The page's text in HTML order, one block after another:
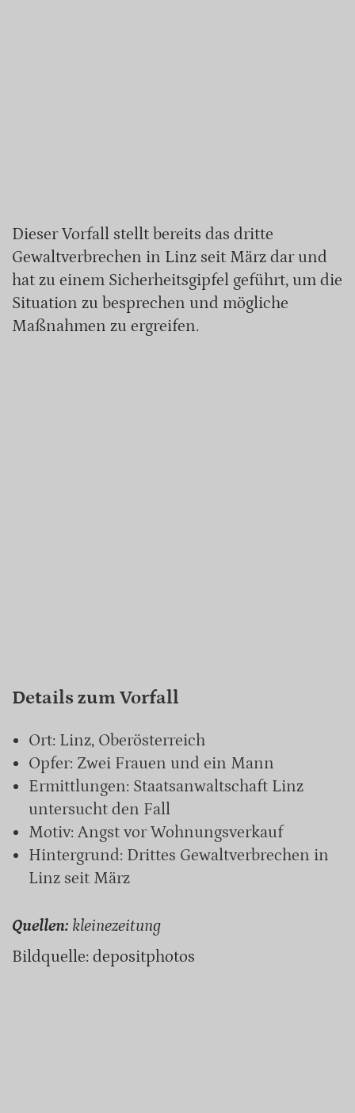
Dieser Vorfall stellt bereits das dritte
Gewaltverbrechen in Linz seit März dar und
hat zu einem Sicherheitsgipfel geführt, um die
Situation zu besprechen und mögliche
Maßnahmen zu ergreifen.
Details zum Vorfall
Ort: Linz, Oberösterreich
Opfer: Zwei Frauen und ein Mann
Ermittlungen: Staatsanwaltschaft Linz
untersucht den Fall
Motiv: Angst vor Wohnungsverkauf
Hintergrund: Drittes Gewaltverbrechen in
Linz seit März
Quellen: kleinezeitung
Bildquelle: depositphotos